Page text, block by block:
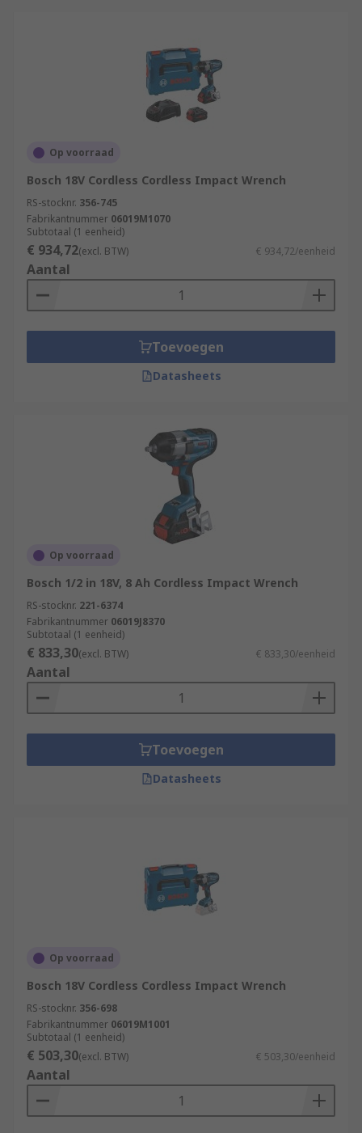
Op voorraad
Bosch 18V Cordless Cordless Impact Wrench
RS-stocknr. 356-745
Fabrikantnummer 06019M1070
Subtotaal (1 eenheid)
€ 934,72(excl. BTW) € 934,72/eenheid
Aantal
Toevoegen
Datasheets
Op voorraad
Bosch 1/2 in 18V, 8 Ah Cordless Impact Wrench
RS-stocknr. 221-6374
Fabrikantnummer 06019J8370
Subtotaal (1 eenheid)
€ 833,30(excl. BTW) € 833,30/eenheid
Aantal
Toevoegen
Datasheets
Op voorraad
Bosch 18V Cordless Cordless Impact Wrench
RS-stocknr. 356-698
Fabrikantnummer 06019M1001
Subtotaal (1 eenheid)
€ 503,30(excl. BTW) € 503,30/eenheid
Aantal